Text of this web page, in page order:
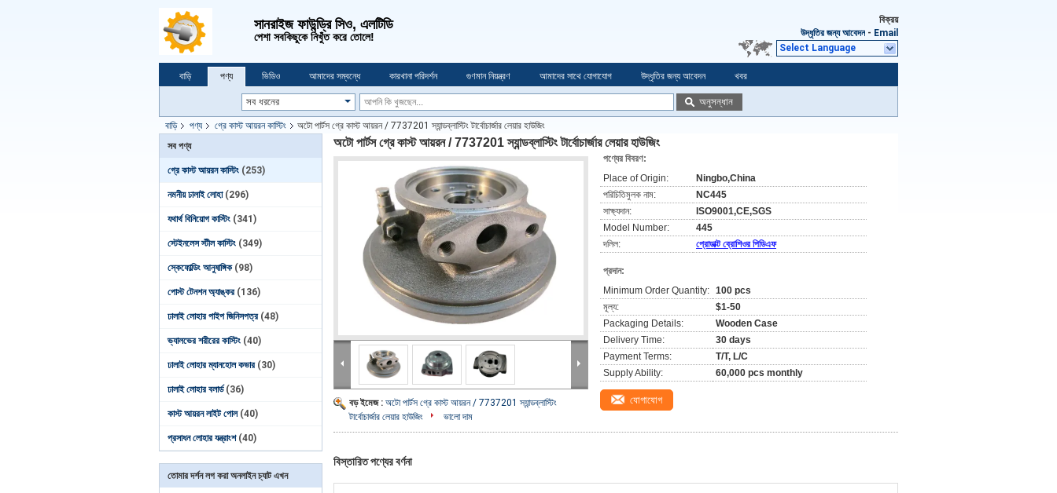
সানরাইজ ফাউন্ড্রি সিও, এলটিডি
পেশা সবকিছুকে নিখুঁত করে তোলে!
বিক্রয়
উদ্ধৃতির জন্য আবেদন - Email
Select Language
বাড়ি পণ্য ভিডিও আমাদের সম্বন্ধে কারখানা পরিদর্শন গুণমান নিয়ন্ত্রণ আমাদের সাথে যোগাযোগ উদ্ধৃতির জন্য আবেদন খবর
অনুসন্ধান
বাড়ি পণ্য গ্রে কাস্ট আয়রন কাস্টিং
অটো পার্টস গ্রে কাস্ট আয়রন / 7737201 স্যান্ডব্লাস্টিং টার্বোচার্জার লেয়ার হাউজিং
সব পণ্য
গ্রে কাস্ট আয়রন কাস্টিং (253)
নমনীয় ঢালাই লোহা (296)
যথার্থ বিনিয়োগ কাস্টিং (341)
স্টেইনলেস স্টীল কাস্টিং (349)
স্কেফোল্ডিং আনুষাঙ্গিক (98)
পোস্ট টেনশন অ্যাঙ্কর (136)
ঢালাই লোহার পাইপ জিনিসপত্র (48)
ভ্যালভের শরীরের কাস্টিং (40)
ঢালাই লোহার ম্যানহোল কভার (30)
ঢালাই লোহার বলার্ড (36)
কাস্ট আয়রন লাইট পোল (40)
প্রসাধন লোহার যন্ত্রাংশ (40)
তোমার দর্শন লগ করা অনলাইন চ্যাট এখন
অটো পার্টস গ্রে কাস্ট আয়রন / 7737201 স্যান্ডব্লাস্টিং টার্বোচার্জার লেয়ার হাউজিং
বড় ইমেজ : অটো পার্টস গ্রে কাস্ট আয়রন / 7737201 স্যান্ডব্লাস্টিং
টার্বোচার্জার লেয়ার হাউজিং
ভালো দাম
পণ্যের বিবরণ:
Place of Origin:
Ningbo,China
পরিচিতিমুলক নাম:
NC445
সাক্ষ্যদান:
ISO9001,CE,SGS
Model Number:
445
দলিল:
প্রোডাক্ট ব্রোশিওর পিডিএফ
প্রদান:
Minimum Order Quantity: 100 pcs
মূল্য:
$1-50
Packaging Details:
Wooden Case
Delivery Time:
30 days
Payment Terms:
T/T, L/C
Supply Ability:
60,000 pcs monthly
যোগাযোগ
বিস্তারিত পণ্যের বর্ণনা